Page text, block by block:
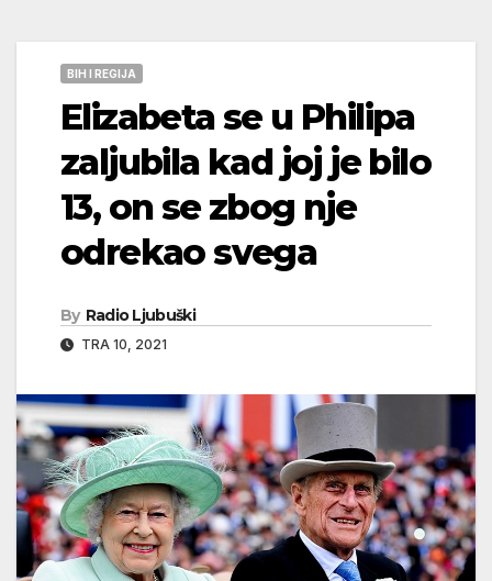
BIH I REGIJA
Elizabeta se u Philipa
zaljubila kad joj je bilo
13, on se zbog nje
odrekao svega
By Radio Ljubuški
TRA 10, 2021